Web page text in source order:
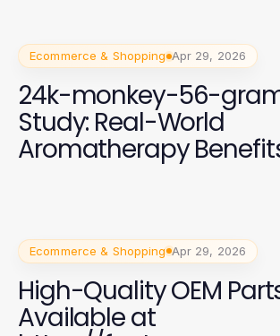
Ecommerce & Shopping Apr 29, 2026
24k-monkey-56-
Study: Real-World
Aromatherapy
Ecommerce & Shopping Apr 29, 2026
High-Quality OEM
Available at